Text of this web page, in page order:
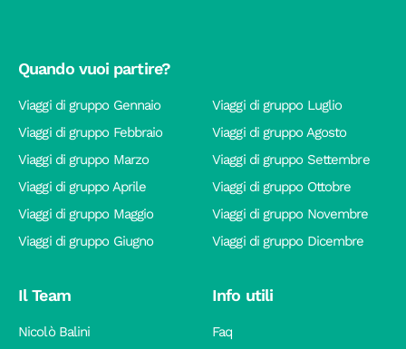
Quando vuoi partire?
Viaggi di gruppo Gennaio
Viaggi di gruppo Febbraio
Viaggi di gruppo Marzo
Viaggi di gruppo Aprile
Viaggi di gruppo Maggio
Viaggi di gruppo Giugno
Viaggi di gruppo Luglio
Viaggi di gruppo Agosto
Viaggi di gruppo Settembre
Viaggi di gruppo Ottobre
Viaggi di gruppo Novembre
Viaggi di gruppo Dicembre
Il Team
Nicolò Balini
Info utili
Faq